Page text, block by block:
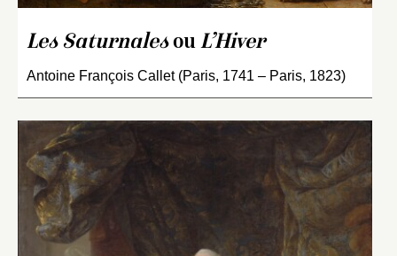
Les Saturnalesou L’Hiver
Antoine François Callet (Paris, 1741 – Paris, 1823)